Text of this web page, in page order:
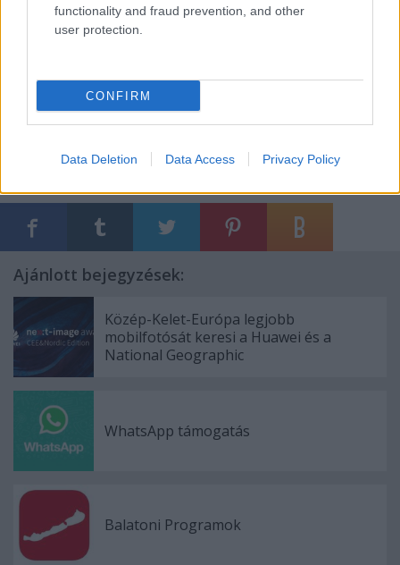
functionality and fraud prevention, and other
user protection.
CONFIRM
Data Deletion Data Access Privacy Policy
Ajánlott bejegyzések:
Közép-Kelet-Európa legjobb
mobilfotósát keresi a Huawei és a
National Geographic
WhatsApp támogatás
Balatoni Programok